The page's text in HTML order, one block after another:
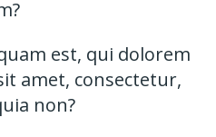
est, qui dolorem
amet, consectetur,
non?